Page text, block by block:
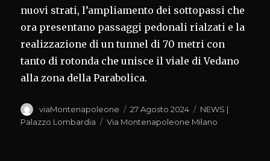
nuovi strati, l’ampliamento dei sottopassi che
ora presentano passaggi pedonali rialzati e la
realizzazione di un tunnel di 70 metri con
tanto di rotonda che unisce il viale di Vedano
alla zona della Parabolica.
Autore
viaMontenapoleone
Pubblicato
il
27 Agosto 2024 Categorie
NEWS |
Palazzo Lombardia
Tag
Via Montenapoleone Milano